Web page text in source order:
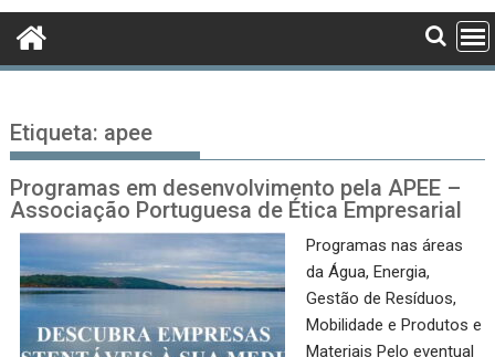
Etiqueta: apee
Programas em desenvolvimento pela APEE –
Associação Portuguesa de Ética Empresarial
Programas nas áreas
da Água, Energia,
Gestão de Resíduos,
Mobilidade e Produtos e
Materiais Pelo eventual